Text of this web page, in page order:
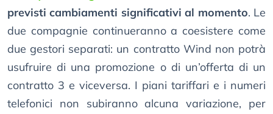
previsti cambiamenti significativi al momento. Le
due compagnie continueranno a coesistere come
due gestori separati: un contratto Wind non potrà
usufruire di una promozione o di un’offerta di un
contratto 3 e viceversa. I piani tariffari e i numeri
telefonici non subiranno alcuna variazione, per